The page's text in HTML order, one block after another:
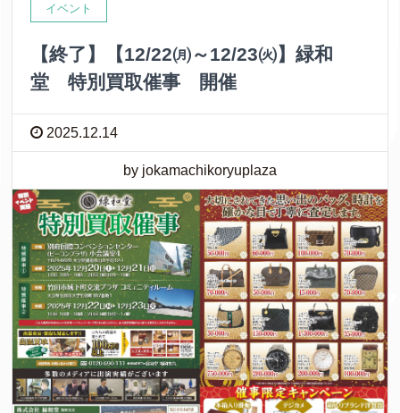
イベント
【終了】【12/22㈪～12/23㈫】緑和
堂 特別買取催事 開催
2025.12.14
by jokamachikoryuplaza